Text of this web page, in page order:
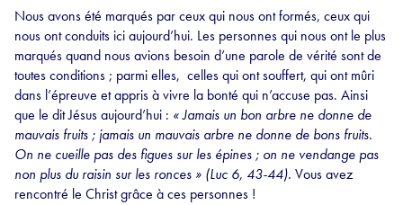
Nous avons été marqués par ceux qui nous ont formés, ceux qui
nous ont conduits ici aujourd’hui. Les personnes qui nous ont le plus
marqués quand nous avions besoin d’une parole de vérité sont de
toutes conditions ; parmi elles, celles qui ont souffert, qui ont mûri
dans l’épreuve et appris à vivre la bonté qui n’accuse pas. Ainsi
que le dit Jésus aujourd’hui : « Jamais un bon arbre ne donne de
mauvais fruits ; jamais un mauvais arbre ne donne de bons fruits.
On ne cueille pas des figues sur les épines ; on ne vendange pas
non plus du raisin sur les ronces » (Luc 6, 43-44). Vous avez
rencontré le Christ grâce à ces personnes !